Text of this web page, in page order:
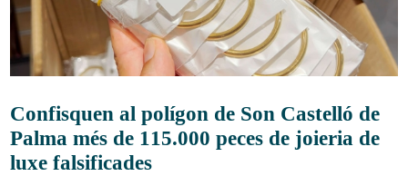
Confisquen al polígon de Son Castelló de
Palma més de 115.000 peces de joieria de
luxe falsificades